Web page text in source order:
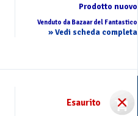
Prodotto nuovo
Venduto da Bazaar del Fantastico
» Vedi scheda completa
Esaurito